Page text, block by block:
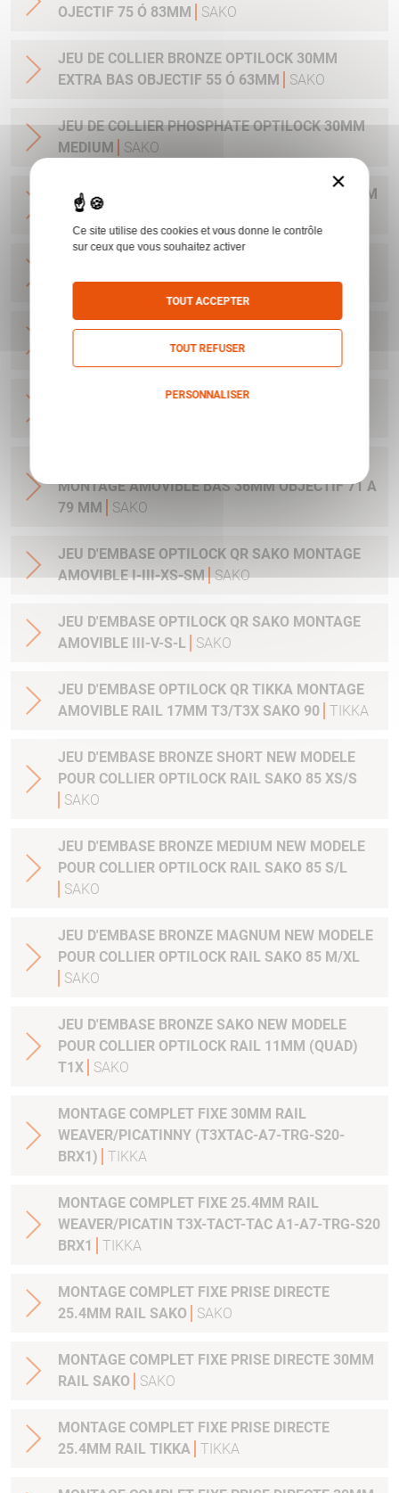
OJECTIF 75 Ó 83MM SAKO
JEU DE COLLIER BRONZE OPTILOCK 30MM
EXTRA BAS OBJECTIF 55 Ó 63MM
SAKO
JEU DE COLLIER PHOSPHATE OPTILOCK 30MM
MEDIUM
SAKO
JEU DE COLLIER PHOSPHATE OPTILOCK 25.4MM
MEDIUM
MONTAGE AMOVIBLE BAS 25.4MM SAKO
JEU DE COLLIER BRONZE OPTILOCK QR
MONTAGE AMOVIBLE HAUT 25.4MM
JEU DE COLLIER BRONZE OPTILOCK QR
MONTAGE AMOVIBLE BAS 36MM OBJECTIF 71 A
79 MM
SAKO
JEU D'EMBASE OPTILOCK QR SAKO MONTAGE
AMOVIBLE I-III-XS-SM SAKO
JEU D'EMBASE OPTILOCK QR SAKO MONTAGE
AMOVIBLE III-V-S-L
SAKO
JEU D'EMBASE OPTILOCK QR TIKKA MONTAGE
AMOVIBLE RAIL 17MM T3/T3X SAKO 90 TIKKA
JEU D'EMBASE BRONZE SHORT NEW MODELE
POUR COLLIER OPTILOCK RAIL SAKO 85 XS/S
SAKO
JEU D'EMBASE BRONZE MEDIUM NEW MODELE
POUR COLLIER OPTILOCK RAIL SAKO 85 S/L
SAKO
JEU D'EMBASE BRONZE MAGNUM NEW MODELE
POUR COLLIER OPTILOCK RAIL SAKO 85 M/XL
SAKO
JEU D'EMBASE BRONZE SAKO NEW MODELE
POUR COLLIER OPTILOCK RAIL 11MM (QUAD)
T1X
SAKO
MONTAGE COMPLET FIXE 30MM RAIL
WEAVER/PICATINNY (T3XTAC-A7-TRG-S20-
BRX1)
TIKKA
MONTAGE COMPLET FIXE 25.4MM RAIL
WEAVER/PICATIN T3X-TACT-TAC A1-A7-TRG-S20
BRX1
TIKKA
MONTAGE COMPLET FIXE PRISE DIRECTE
25.4MM RAIL SAKO
SAKO
MONTAGE COMPLET FIXE PRISE DIRECTE 30MM
RAIL SAKO
SAKO
MONTAGE COMPLET FIXE PRISE DIRECTE
25.4MM RAIL TIKKA TIKKA
×
Ce site utilise des cookies et vous donne le contrôle
sur ceux que vous souhaitez activer
TOUT ACCEPTER
TOUT REFUSER
PERSONNALISER